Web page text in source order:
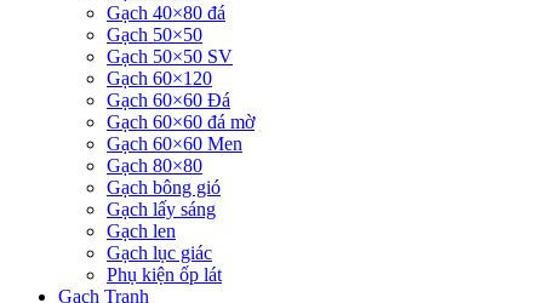
Gạch 40×80 đá
Gạch 50×50
Gạch 50×50 SV
Gạch 60×120
Gạch 60×60 Đá
Gạch 60×60 đá mờ
Gạch 60×60 Men
Gạch 80×80
Gạch bông gió
Gạch lấy sáng
Gạch len
Gạch lục giác
Phụ kiện ốp lát
Gạch Tranh